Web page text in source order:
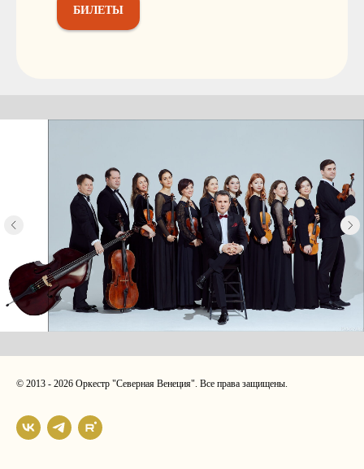
БИЛЕТЫ
© 2013 - 2026 Оркестр "Северная Венеция". Все права защищены.